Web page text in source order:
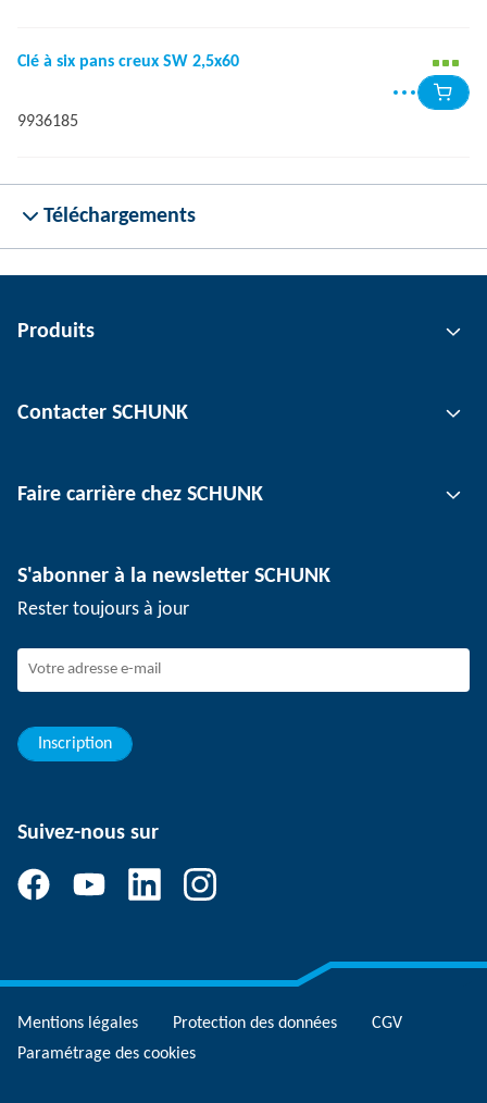
Clé à six pans creux SW 2,5x60
9936185
Téléchargements
Produits
Technologie d'automatisation
Technologie de serrage de pièce
Contacter SCHUNK
Sites
Événements
Dispositif de signalement SCHUNK
Faire carrière chez SCHUNK
Travailler chez SCHUNK
Jeunes professionnels
Elèves
S'abonner à la newsletter SCHUNK
Rester toujours à jour
Inscription
Suivez-nous sur
Mentions légales Protection des données
CGV
Paramétrage des cookies